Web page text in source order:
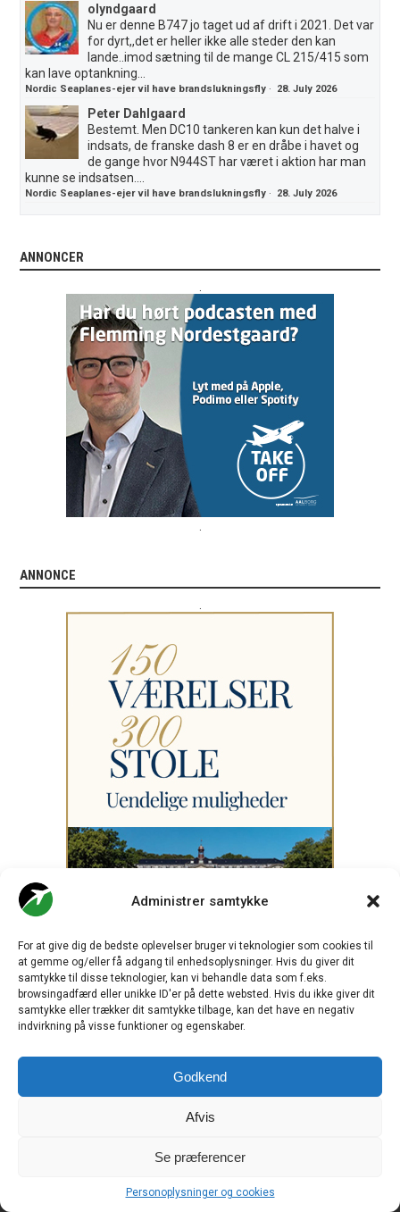
Administrer samtykke
For at give dig de bedste oplevelser bruger vi teknologier som cookies til
at gemme og/eller få adgang til enhedsoplysninger. Hvis du giver dit
samtykke til disse teknologier, kan vi behandle data som f.eks.
browsingadfærd eller unikke ID'er på dette websted. Hvis du ikke giver dit
samtykke eller trækker dit samtykke tilbage, kan det have en negativ
indvirkning på visse funktioner og egenskaber.
Godkend
Afvis
Se præferencer
Personoplysninger og cookies
olyndgaard
Nu er denne B747 jo taget ud af drift i 2021. Det var
for dyrt,,det er heller ikke alle steder den kan
lande..imod sætning til de mange CL 215/415 som
kan lave optankning...
Nordic Seaplanes-ejer vil have brandslukningsfly · 28. July 2026
Peter Dahlgaard
Bestemt. Men DC10 tankeren kan kun det halve i
indsats, de franske dash 8 er en dråbe i havet og
de gange hvor N944ST har været i aktion har man
kunne se indsatsen....
Nordic Seaplanes-ejer vil have brandslukningsfly · 28. July 2026
ANNONCER
ANNONCE
.